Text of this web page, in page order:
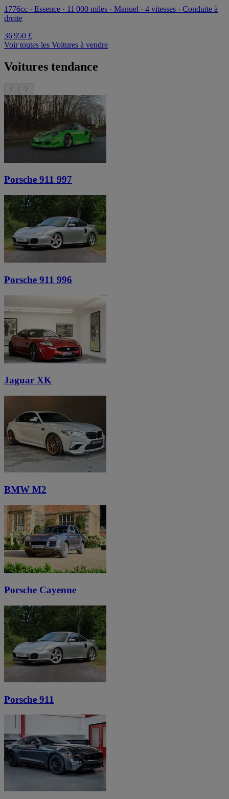
1776cc · Essence · 11 000 miles · Manuel · 4 vitesses · Conduite à
droite
36 950 £
Voir toutes les Voitures à vendre
Voitures tendance
Porsche 911 997
Porsche 911 996
Jaguar XK
BMW M2
Porsche Cayenne
Porsche 911